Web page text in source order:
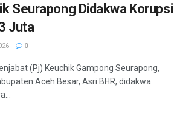
Seurapong Didakwa Korupsi
Juta
0
(Pj) Keuchik Gampong Seurapong,
Aceh Besar, Asri BHR, didakwa